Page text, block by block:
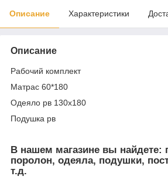
Описание Характеристики
Описание
Рабочий комплект
Матрас 60*180
Одеяло рв 130х180
Подушка рв
В нашем магазине вы найдете:
поролон, одеяла, подушки,
т.д.